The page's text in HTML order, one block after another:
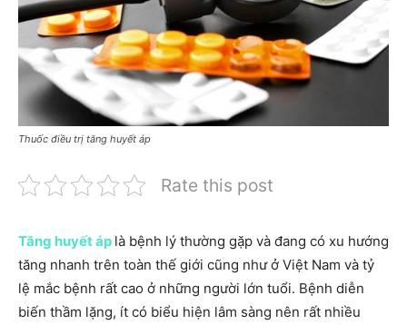
Thuốc điều trị tăng huyết áp
Rate this post
Tăng huyết áp là bệnh lý thường gặp và đang có xu hướng
tăng nhanh trên toàn thế giới cũng như ở Việt Nam và tỷ
lệ mắc bệnh rất cao ở những người lớn tuổi. Bệnh diễn
biến thầm lặng, ít có biểu hiện lâm sàng nên rất nhiều